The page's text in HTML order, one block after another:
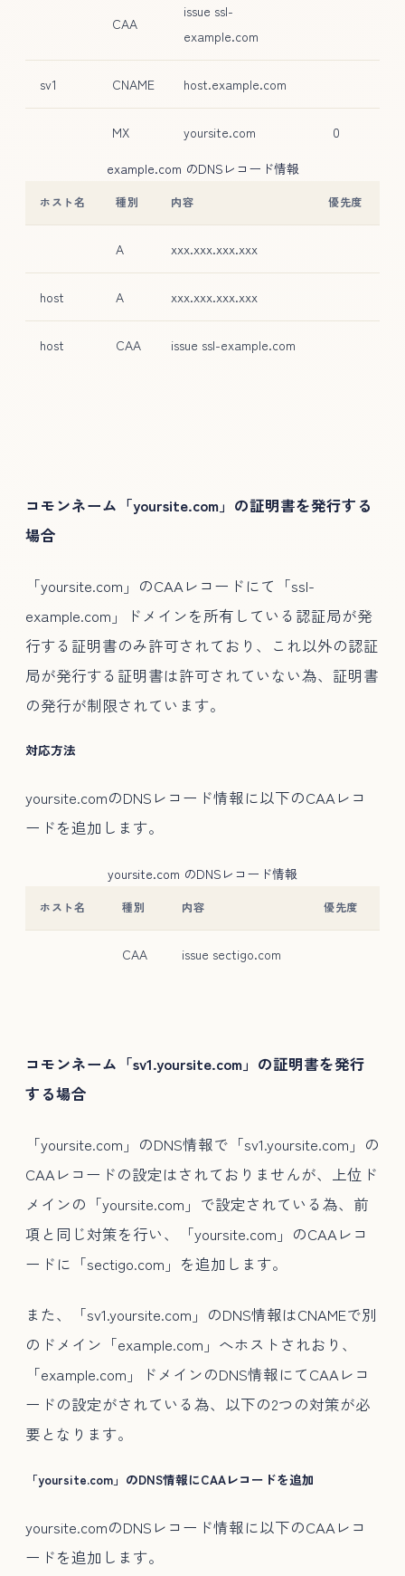
CAA
issue ssl-
example.com
sv1 CNAME host.example.com
MX yoursite.com
0
example.com のDNSレコード情報
ホスト名 種別 内容 優先度
A xxx.xxx.xxx.xxx
host A xxx.xxx.xxx.xxx
host CAA issue ssl-example.com
コモンネーム「yoursite.com」の証明書を発行する
場合
「yoursite.com」のCAAレコードにて「ssl-
example.com」ドメインを所有している認証局が発
行する証明書のみ許可されており、これ以外の認証
局が発行する証明書は許可されていない為、証明書
の発行が制限されています。
対応方法
yoursite.comのDNSレコード情報に以下のCAAレコ
ードを追加します。
yoursite.com のDNSレコード情報
ホスト名 種別 内容 優先度
CAA issue sectigo.com
コモンネーム「sv1.yoursite.com」の証明書を発行
する場合
「yoursite.com」のDNS情報で「sv1.yoursite.com」の
CAAレコードの設定はされておりませんが、上位ド
メインの「yoursite.com」で設定されている為、前
項と同じ対策を行い、「yoursite.com」のCAAレコ
ードに「sectigo.com」を追加します。
また、「sv1.yoursite.com」のDNS情報はCNAMEで別
のドメイン「example.com」へホストされおり、
「example.com」ドメインのDNS情報にてCAAレコ
ードの設定がされている為、以下の2つの対策が必
要となります。
「yoursite.com」のDNS情報にCAAレコードを追加
yoursite.comのDNSレコード情報に以下のCAAレコ
ードを追加します。